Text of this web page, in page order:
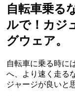
自転車乗る
ルで！カジ
グウェア。
自転車に乗る時に
へ、より速く走る
ジャージが良いと